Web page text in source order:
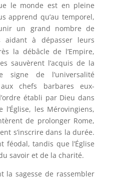
le monde est en pleine
apprend qu’au temporel,
un grand nombre de
aidant à dépasser leurs
la débâcle de l’Empire,
sauvèrent l’acquis de la
signe de l’universalité
chefs barbares eux-
établi par Dieu dans
les Mérovingiens,
de prolonger Rome,
s’inscrire dans la durée.
féodal, tandis que l’Église
savoir et de la charité.
la sagesse de rassembler